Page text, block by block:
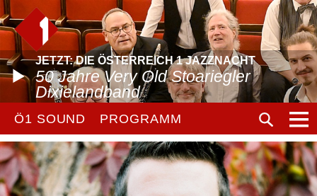
JETZT: DIE ÖSTERREICH 1 JAZZNACHT
50 Jahre Very Old Stoariegler
Dixielandband
Ö1 SOUND PROGRAMM